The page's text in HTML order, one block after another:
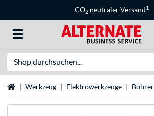
CO2 neutraler Versand1
StartseiteWerkzeug Elektrowerkzeuge Bohrer